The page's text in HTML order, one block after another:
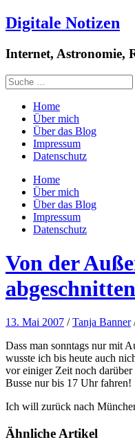
Digitale Notizen
Internet, Astronomie,
Home
Über mich
Über das Blog
Impressum
Datenschutz
Home
Über mich
Über das Blog
Impressum
Datenschutz
Von der
abgeschnitten
13. Mai 2007 /Tanja Banner
Dass man sonntags nur mit
wusste ich bis heute auch
vor einiger Zeit noch darüber
Busse nur bis 17 Uhr fahren!
Ich will zurück nach
Ähnliche Artikel